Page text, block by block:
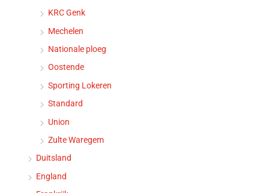
KRC Genk
Mechelen
Nationale ploeg
Oostende
Sporting Lokeren
Standard
Union
Zulte Waregem
Duitsland
England